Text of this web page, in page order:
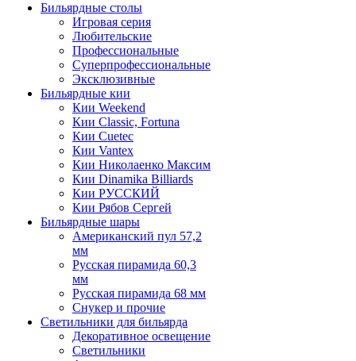
Бильярдные столы
Игровая серия
Любительские
Профессиональные
Суперпрофессиональные
Эксклюзивные
Бильярдные кии
Кии Weekend
Кии Classic, Fortuna
Кии Cuetec
Кии Vantex
Кии Николаенко Максим
Кии Dinamika Billiards
Кии РУССКИЙ
Кии Рябов Сергей
Бильярдные шары
Американский пул 57,2
мм
Русская пирамида 60,3
мм
Русская пирамида 68 мм
Снукер и прочие
Светильники для бильярда
Декоративное освещение
Светильники